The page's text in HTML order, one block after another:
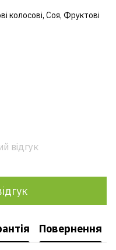
колосові, Соя, Фруктові
відгук
Повернення